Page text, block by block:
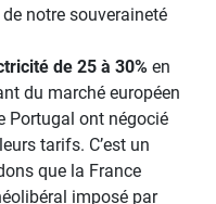
notre souveraineté
de 25 à 30% en
du marché européen
Portugal ont négocié
tarifs. C’est un
que la France
imposé par